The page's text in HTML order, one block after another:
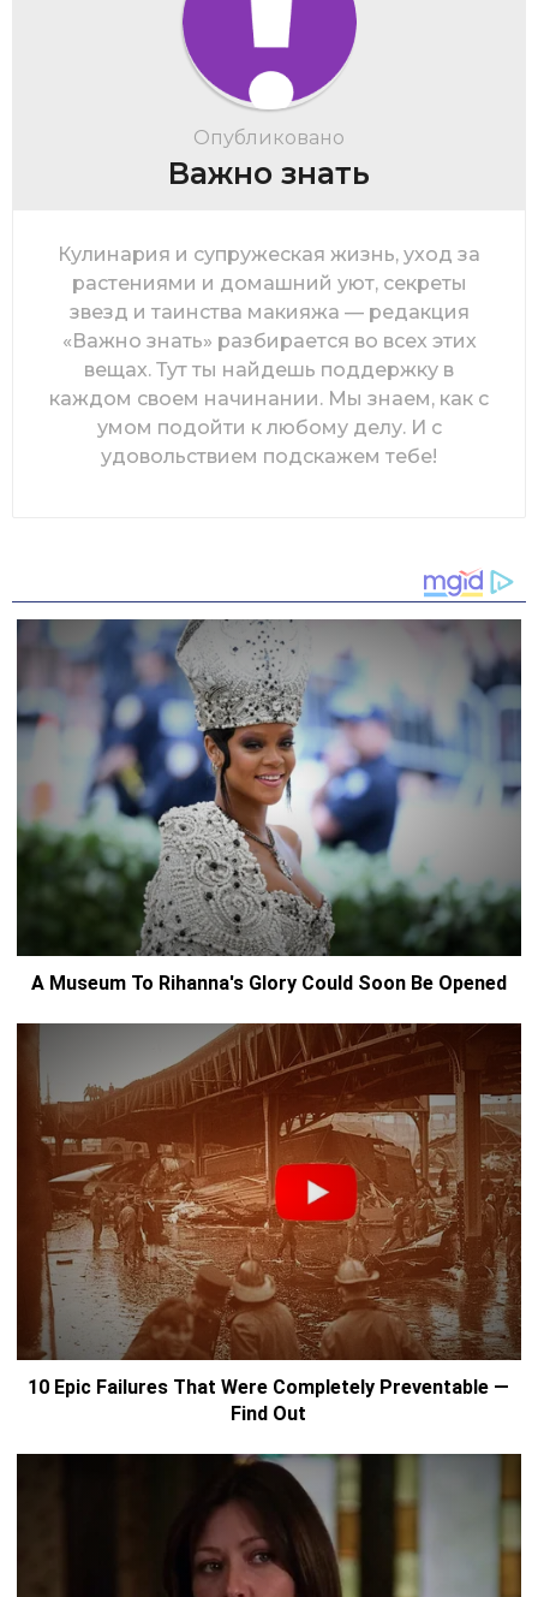
Опубликовано
Важно знать
Кулинария и супружеская жизнь, уход за
растениями и домашний уют, секреты
«Важно знать» разбирается во всех этих
вещах. Тут ты найдешь поддержку в
умом подойти к любому делу. И с
удовольствием подскажем тебе!